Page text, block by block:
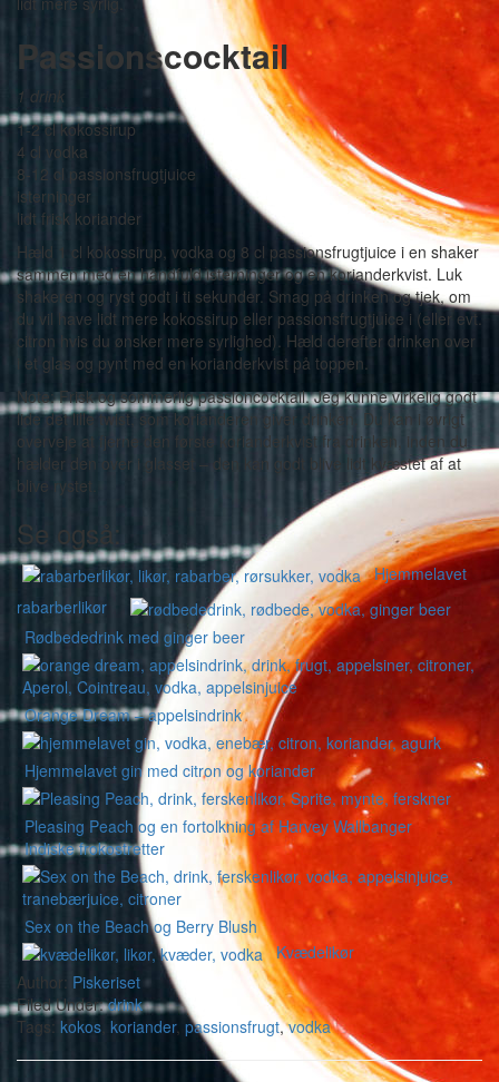
Passionscocktail
1 drink
1-2 cl kokossirup
4 cl vodka
8-12 cl passionsfrugtjuice
isterninger
lidt frisk koriander
Hæld 1 cl kokossirup, vodka og 8 cl passionsfrugtjuice i en shaker
sammen med en håndfuld isterninger og en korianderkvist. Luk
shakeren og ryst godt i ti sekunder. Smag på drinken og tjek, om
du vil have lidt mere kokossirup eller passionsfrugtjuice i (eller evt.
citron hvis du ønsker mere syrlighed). Hæld derefter drinken over
i et glas og pynt med en korianderkvist på toppen.
Note: Frisk og sommerlig passioncocktail. Jeg kunne virkelig godt
lide det lille twist, som korianderen giver drinken. Du kan i øvrigt
overveje at fjerne den første korianderkvist fra drinken, inden du
hælder den over i glasset – den kan godt blive lidt kvæstet af at
blive rystet.
Se også:
Hjemmelavet
rabarberlikør
Rødbededrink med ginger beer
Orange Dream – appelsindrink
Hjemmelavet gin med citron og koriander
Pleasing Peach og en fortolkning af Harvey Wallbanger
Indiske frokostretter
Sex on the Beach og Berry Blush
Kvædelikør
Author: Piskeriset
Filed Under:drink
Tags: kokos koriander, passionsfrugt,vodka